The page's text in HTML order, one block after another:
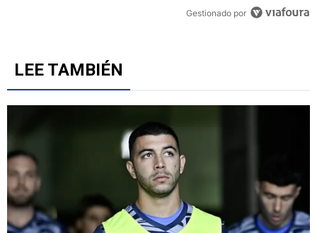
Un artículo de tendencia con el título "Duro revés para Cruz
Duro revés para Cruz Azul: Se confirmó la peor noticia
LEE TAMBIÉN